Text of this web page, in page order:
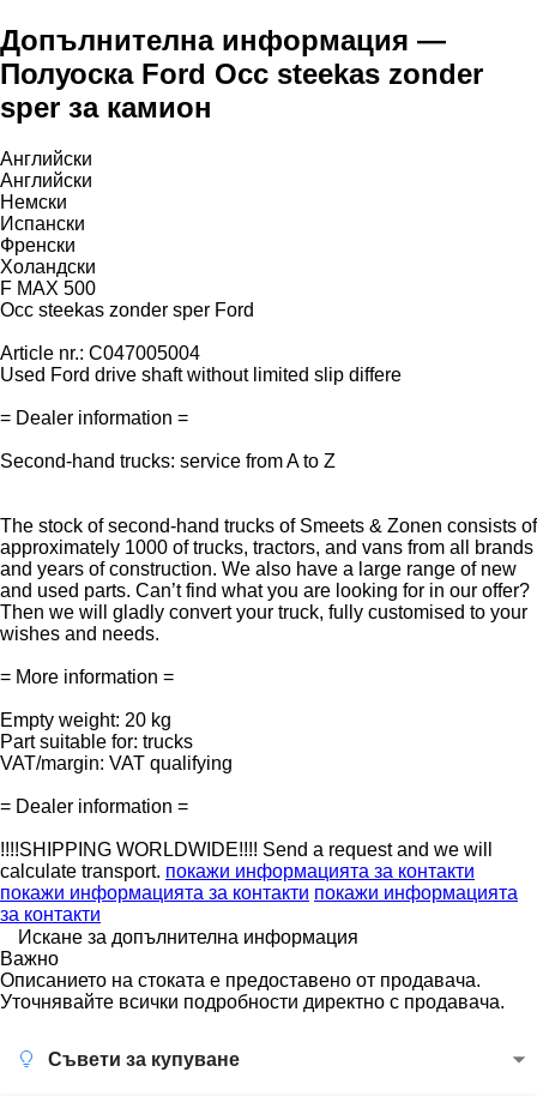
Допълнителна информация —
Полуоска Ford Occ steekas zonder
sper за камион
Английски
Английски
Немски
Испански
Френски
Холандски
F MAX 500
Occ steekas zonder sper Ford
Article nr.: C047005004
Used Ford drive shaft without limited slip differe
= Dealer information =
Second-hand trucks: service from A to Z
The stock of second-hand trucks of Smeets & Zonen consists of
approximately 1000 of trucks, tractors, and vans from all brands
and years of construction. We also have a large range of new
and used parts. Can’t find what you are looking for in our offer?
Then we will gladly convert your truck, fully customised to your
wishes and needs.
= More information =
Empty weight: 20 kg
Part suitable for: trucks
VAT/margin: VAT qualifying
= Dealer information =
!!!!SHIPPING WORLDWIDE!!!! Send a request and we will
calculate transport. покажи информацията за контакти
покажи информацията за контакти покажи информацията
за контакти
Искане за допълнителна информация
Важно
Описанието на стоката е предоставено от продавача.
Уточнявайте всички подробности директно с продавача.
Съвети за купуване